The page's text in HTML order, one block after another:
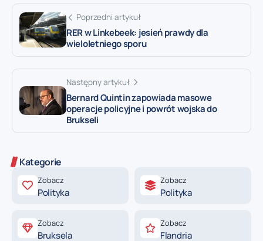
Poprzedni artykuł
RER w Linkebeek: jesień prawdy dla
wieloletniego sporu
Następny artykuł
Bernard Quintin zapowiada masowe
operacje policyjne i powrót wojska do
Brukseli
Kategorie
Zobacz
Polityka
Zobacz
Polityka
Zobacz
Bruksela
Zobacz
Flandria